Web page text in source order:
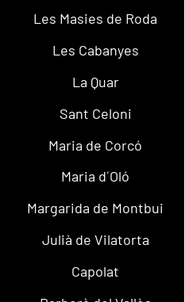
Les Masies de Roda
Les Cabanyes
La Quar
Sant Celoni
Maria de Corcó
Maria d´Oló
Margarida de Montbui
Julià de Vilatorta
Capolat